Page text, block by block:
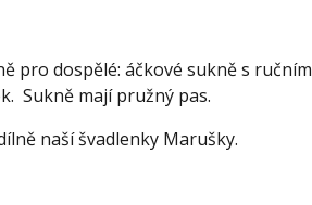
pro dospělé: áčkové sukně s ručním
Sukně mají pružný pas.
naší švadlenky Marušky.